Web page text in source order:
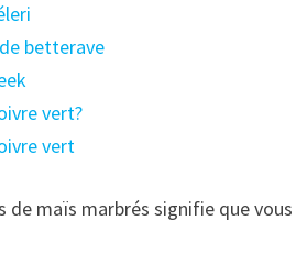
betterave
vert?
vert
de maïs marbrés signifie que